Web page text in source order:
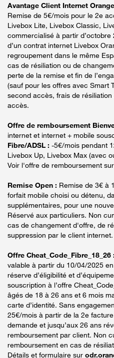
Avantage Client Internet Orange
Remise de 5€/mois pour le 2e
Livebox Lite, Livebox Classic,
commercialisé à partir
d’un contrat internet Livebox
regroupement dans le même
cas de résiliation ou de
perte de la remise et fin de
(sauf pour les offres avec Smart
second accès, frais de
accès.
Offre de remboursement
internet et internet + mobile
Fibre/ADSL : -5€/mois pendant
Livebox Up, Livebox Max (avec
Voir l'offre de remboursement sur
Remise Open : Remise de 3€ à
forfait mobile choisi ou détenu,
supplémentaires, pour une
Réservé aux particuliers. Non
cas de changement d'offre, de
suppression par le client internet.
Offre Cheat_Code_Fibre_18_26 :
valable à partir du 10/04/2025
réserve d’éligibilité et
souscription à l’offre
âgés de 18 à 26 ans et 6 mois
carte d’identité. Sans
25€/mois à partir de la 2e
demande et jusqu’aux 26 ans
remboursement par client. Non
remboursement en cas de
Détails et formulaire sur